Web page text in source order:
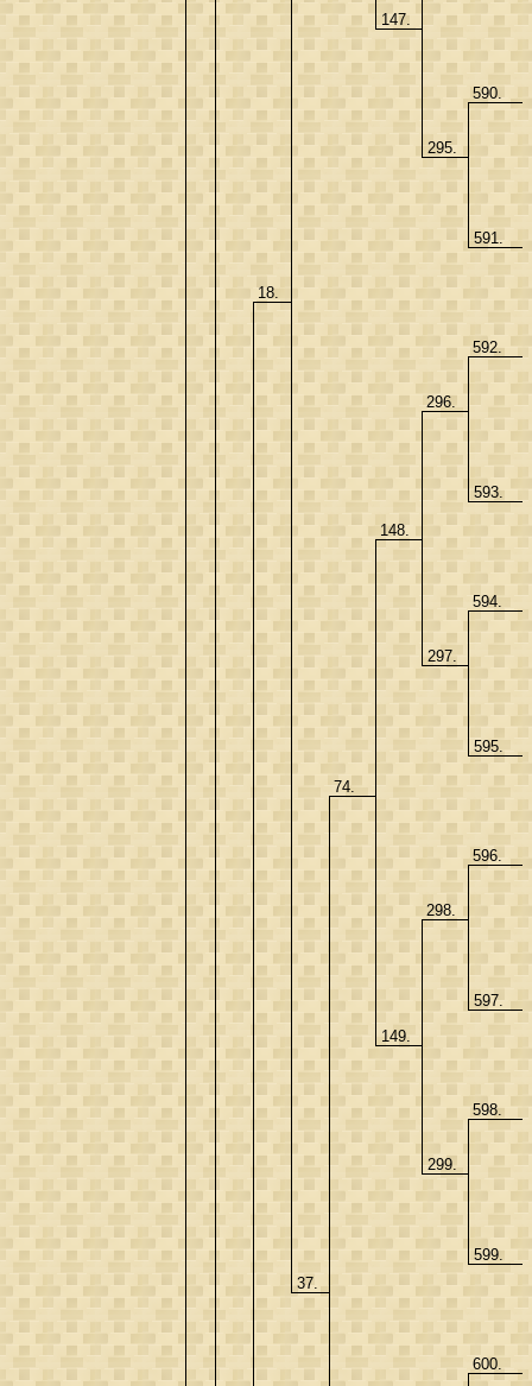
18.
147.
295.
590.
591.
37.
74.
148.
296.
592.
593.
297.
594.
595.
149.
298.
596.
597.
299.
598.
599.
600.